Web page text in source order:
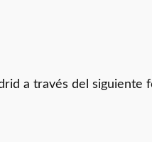
a través del siguiente